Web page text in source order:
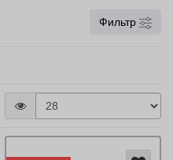
Фильтр